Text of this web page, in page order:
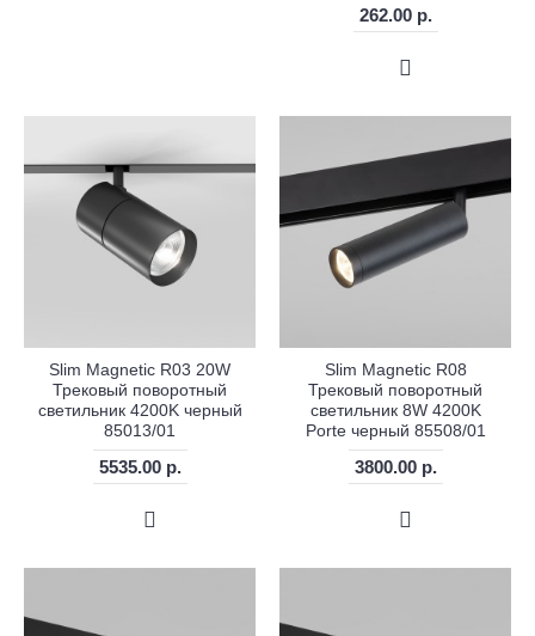
262.00 р.
Slim Magnetic R03 20W
Трековый поворотный
светильник 4200K черный
85013/01
5535.00 р.
Slim Magnetic R08
Трековый поворотный
светильник 8W 4200K
Porte черный 85508/01
3800.00 р.